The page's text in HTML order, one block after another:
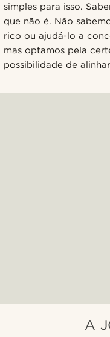
simples para isso.
que não é. Não
rico ou ajudá-lo a
mas optamos pela
possibilidade de
A